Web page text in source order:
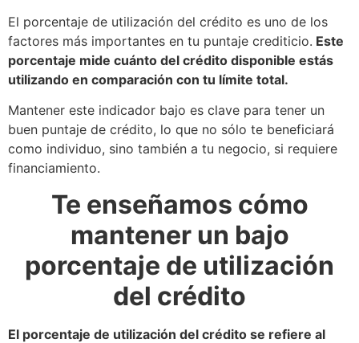
El porcentaje de utilización del crédito es uno de los
factores más importantes en tu puntaje crediticio. Este
porcentaje mide cuánto del crédito disponible estás
utilizando en comparación con tu límite total.
Mantener este indicador bajo es clave para tener un
buen puntaje de crédito, lo que no sólo te beneficiará
como individuo, sino también a tu negocio, si requiere
financiamiento.
Te enseñamos cómo
mantener un bajo
porcentaje de utilización
del crédito
El porcentaje de utilización del crédito se refiere al